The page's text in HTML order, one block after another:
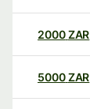
2000ZAR
5000ZAR